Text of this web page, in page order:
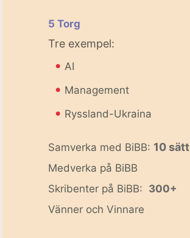
5 Torg
Tre exempel:
• AI
• Management
• Ryssland-Ukraina
Samverka med BiBB: 10 sätt
Medverka på BiBB
Skribenter på BiBB: 300+
Vänner och Vinnare